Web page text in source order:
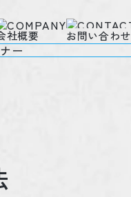
社概要 お問い合わせ